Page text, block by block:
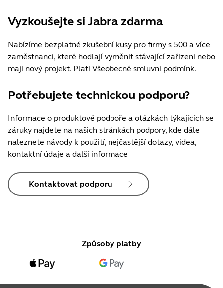
Vyzkoušejte si Jabra zdarma
Nabízíme bezplatné zkušební kusy pro firmy s 500 a více
zaměstnanci, které hodlají vyměnit stávající zařízení nebo
mají nový projekt. Platí Všeobecné smluvní podmínk.
Potřebujete technickou podporu?
Informace o produktové podpoře a otázkách týkajících se
záruky najdete na našich stránkách podpory, kde dále
naleznete návody k použití, nejčastější dotazy, videa,
kontaktní údaje a další informace
Kontaktovat podporu
Způsoby platby